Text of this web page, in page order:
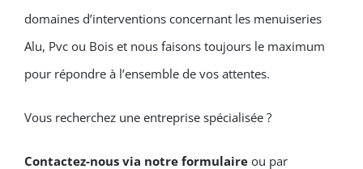
domaines d’interventions concernant les menuiseries
Alu, Pvc ou Bois et nous faisons toujours le maximum
pour répondre à l’ensemble de vos attentes.
Vous recherchez une entreprise spécialisée ?
Contactez-nous via notre formulaire ou par